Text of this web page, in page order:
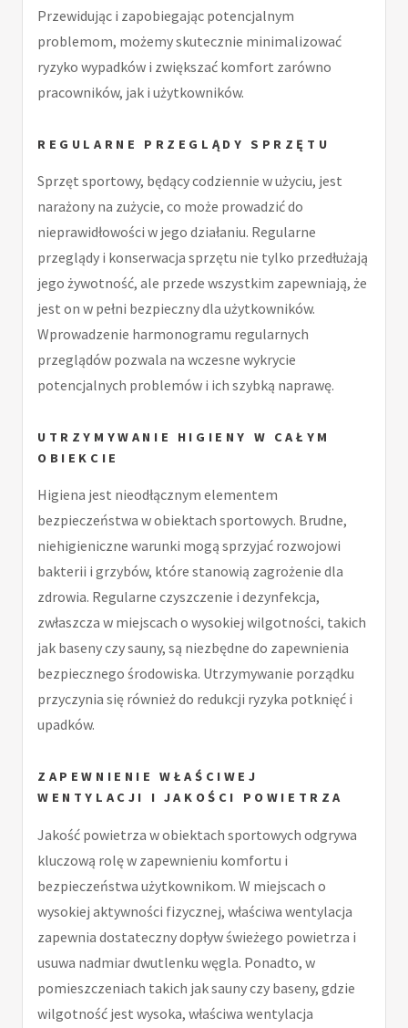
Przewidując i zapobiegając potencjalnym
problemom, możemy skutecznie minimalizować
ryzyko wypadków i zwiększać komfort zarówno
pracowników, jak i użytkowników.
REGULARNE PRZEGLĄDY SPRZĘTU
Sprzęt sportowy, będący codziennie w użyciu, jest
narażony na zużycie, co może prowadzić do
nieprawidłowości w jego działaniu. Regularne
przeglądy i konserwacja sprzętu nie tylko przedłużają
jego żywotność, ale przede wszystkim zapewniają, że
jest on w pełni bezpieczny dla użytkowników.
Wprowadzenie harmonogramu regularnych
przeglądów pozwala na wczesne wykrycie
potencjalnych problemów i ich szybką naprawę.
UTRZYMYWANIE HIGIENY W CAŁYM
OBIEKCIE
Higiena jest nieodłącznym elementem
bezpieczeństwa w obiektach sportowych. Brudne,
niehigieniczne warunki mogą sprzyjać rozwojowi
bakterii i grzybów, które stanowią zagrożenie dla
zdrowia. Regularne czyszczenie i dezynfekcja,
zwłaszcza w miejscach o wysokiej wilgotności, takich
jak baseny czy sauny, są niezbędne do zapewnienia
bezpiecznego środowiska. Utrzymywanie porządku
przyczynia się również do redukcji ryzyka potknięć i
upadków.
ZAPEWNIENIE WŁAŚCIWEJ
WENTYLACJI I JAKOŚCI POWIETRZA
Jakość powietrza w obiektach sportowych odgrywa
kluczową rolę w zapewnieniu komfortu i
bezpieczeństwa użytkownikom. W miejscach o
wysokiej aktywności fizycznej, właściwa wentylacja
zapewnia dostateczny dopływ świeżego powietrza i
usuwa nadmiar dwutlenku węgla. Ponadto, w
pomieszczeniach takich jak sauny czy baseny, gdzie
wilgotność jest wysoka, właściwa wentylacja